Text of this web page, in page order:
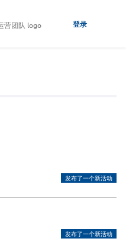
登录
发布了一个新活动
发布了一个新活动